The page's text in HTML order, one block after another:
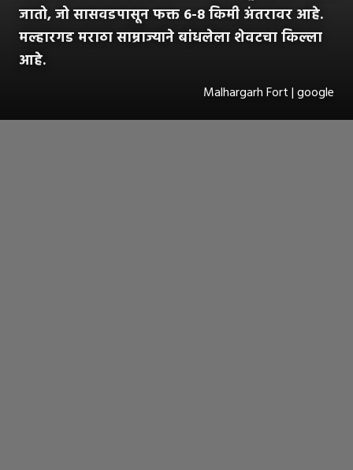
जातो, जो सासवडपासून फक्त 6-8 किमी अंतरावर आहे.
मल्हारगड मराठा साम्राज्याने बांधलेला शेवटचा किल्ला
आहे.
Malhargarh Fort | google